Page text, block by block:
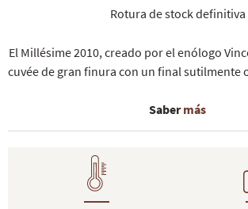
Rotura de stock definitiva
El Millésime 2010, creado por el enólogo
cuvée de gran finura con un final sutilmente
Sabermás